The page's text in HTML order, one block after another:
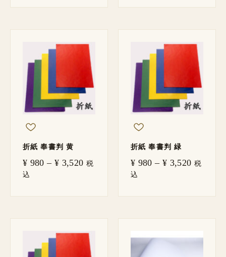
折紙 奉書判 黄
¥ 980 – ¥ 3,520
格
帯:
¥ 980
¥ 3,520
税
込
折紙 奉書判 緑
¥ 980 – ¥ 3,520
格
帯:
¥ 980
¥ 3,520
税
込
格
帯: